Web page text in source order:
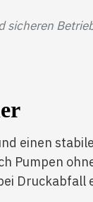
sicheren
einen
Pumpen
Druckabfall